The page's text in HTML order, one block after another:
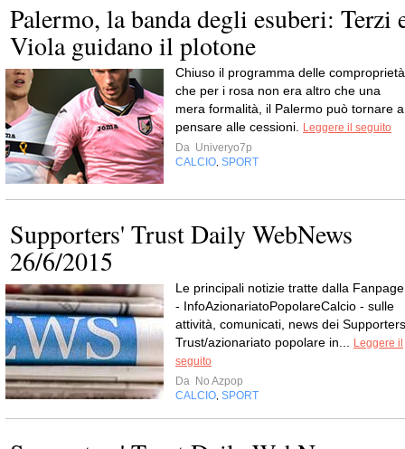
Palermo, la banda degli esuberi: Terzi
Viola guidano il plotone
Chiuso il programma delle
che per i rosa non era altro che una
mera formalità, il Palermo può tornare a
pensare alle cessioni.
Leggere il seguito
Da Univeryo7p
CALCIO SPORT
Supporters' Trust Daily WebNews
26/6/2015
Le principali notizie tratte dalla Fanpage
- InfoAzionariatoPopolareCalcio - sulle
attività, comunicati, news dei
Trust/azionariato popolare in...
Leggere il
seguito
Da No Azpop
CALCIO SPORT